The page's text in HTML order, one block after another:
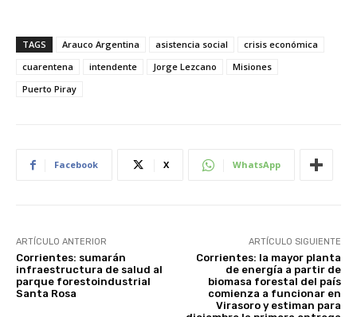
TAGS Arauco Argentina asistencia social
crisis económica
cuarentena
intendente Jorge Lezcano
Misiones
Puerto Piray
Facebook X WhatsApp
ARTÍCULO ANTERIOR
Corrientes: sumarán
infraestructura de salud al
parque forestoindustrial
Santa Rosa
ARTÍCULO SIGUIENTE
Corrientes: la mayor planta
de energía a partir de
biomasa forestal del país
comienza a funcionar en
Virasoro y estiman para